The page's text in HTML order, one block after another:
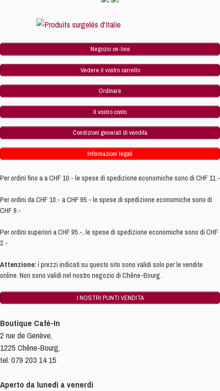
Negozio on-line
Vedere il vostro carrello
Ordinare
Il vostro conto
Condizioni generali di vendita
Informazioni legali
Per ordini fino a a CHF 10.- le spese di spedizione economiche sono di CHF 11.-
Per ordini da CHF 10.- a CHF 95.- le spese di spedizione economiche sono di
CHF 9.-
Per ordini superiori a CHF 95.-, le spese di spedizione economiche sono di CHF
2.-
Attenzione: i prezzi indicati su questo sito sono validi solo per le vendite
online. Non sono validi nel nostro negozio di Chêne-Bourg.
I NOSTRI PUNTI VENDITA
Boutique Café-In
2 rue de Genève,
1225 Chêne-Bourg,
tel. 079 203 14 15
Aperto da lunedì a venerdì